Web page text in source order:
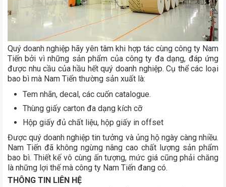
Quý doanh nghiệp hãy yên tâm khi hợp tác cùng công ty Nam
Tiến bởi vì những sản phẩm của công ty đa dạng, đáp ứng
được nhu cầu của hầu hết quý doanh nghiệp. Cụ thể các loại
bao bì mà Nam Tiến thường sản xuất là:
Tem nhãn, decal, các cuốn catalogue.
Thùng giấy carton đa dạng kích cỡ
Hộp giấy đủ chất liệu, hộp giấy in offset
Được quý doanh nghiệp tin tưởng và ủng hộ ngày càng nhiều.
Nam Tiến đã không ngừng nâng cao chất lượng sản phẩm
bao bì. Thiết kế vô cùng ấn tượng, mức giá cũng phải chăng
là những lợi thế mà công ty Nam Tiến đang có.
THÔNG TIN LIÊN HỆ